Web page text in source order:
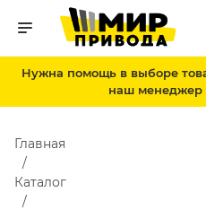
Нужна помощь в выборе
наш менеджер
Главная
Каталог